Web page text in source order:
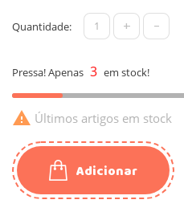
Quantidade: + -
Pressa! Apenas 3 em stock!
 Últimos artigos em stock
Adicionar